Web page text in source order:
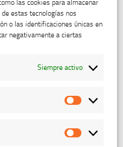
las cookies para almacenar
estas tecnologías nos
o las identificaciones únicas en
negativamente a ciertas
Siempre activo
Marketing